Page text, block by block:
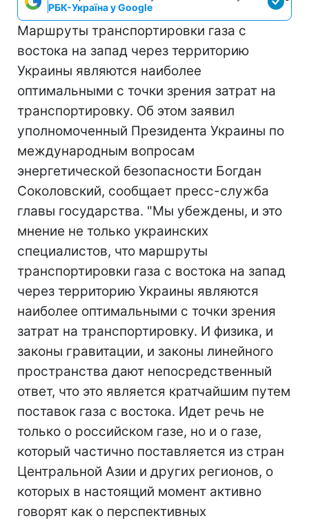
РБК-Україна у Google
Маршруты транспортировки газа с
востока на запад через территорию
Украины являются наиболее
оптимальными с точки зрения затрат на
транспортировку. Об этом заявил
уполномоченный Президента Украины по
международным вопросам
энергетической безопасности Богдан
Соколовский, сообщает пресс-служба
главы государства. "Мы убеждены, и это
мнение не только украинских
специалистов, что маршруты
транспортировки газа с востока на запад
через территорию Украины являются
наиболее оптимальными с точки зрения
затрат на транспортировку. И физика, и
законы гравитации, и законы линейного
пространства дают непосредственный
ответ, что это является кратчайшим путем
поставок газа с востока. Идет речь не
только о российском газе, но и о газе,
который частично поставляется из стран
Центральной Азии и других регионов, о
которых в настоящий момент активно
говорят как о перспективных